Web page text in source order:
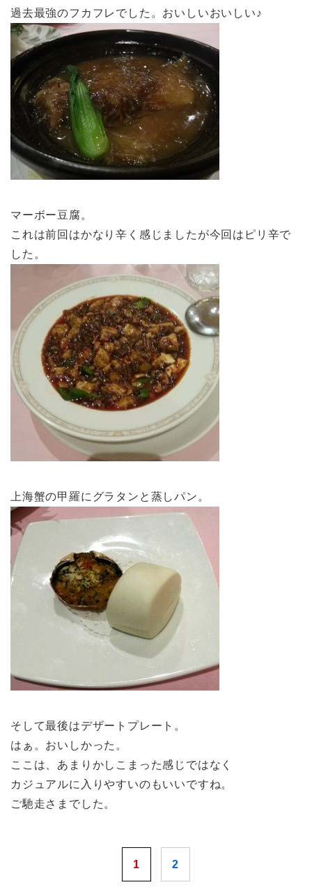
過去最強のフカフレでした。おいしいおいしい♪
マーボー豆腐。
これは前回はかなり辛く感じましたが今回はピリ辛で
した。
上海蟹の甲羅にグラタンと蒸しパン。
そして最後はデザートプレート。
はぁ。おいしかった。
ここは、あまりかしこまった感じではなく
カジュアルに入りやすいのもいいですね。
ご馳走さまでした。
1 2